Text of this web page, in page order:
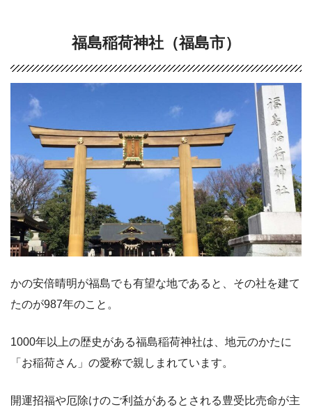
福島稲荷神社（福島市）
かの安倍晴明が福島でも有望な地であると、その社を建て
たのが987年のこと。
1000年以上の歴史がある福島稲荷神社は、地元のかたに
「お稲荷さん」の愛称で親しまれています。
開運招福や厄除けのご利益があるとされる豊受比売命が主